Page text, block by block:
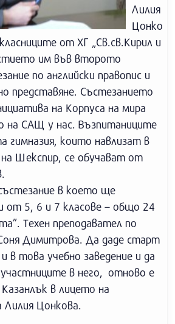
Лилия
Цонко
от ХГ „Св.св.Кирил и
им във второто
по английски правопис и
представяне. Състезанието
на Корпуса на мира
на САЩ у нас. Възпитаниците
гимназия, които навлизат в
на Шекспир, се обучават от
в което ще
от 5, 6 и 7 класове – общо 24
Техен преподавател по
Димитрова. Да даде старт
в това учебно заведение и да
в него, отново е
в лицето на
Цонкова.